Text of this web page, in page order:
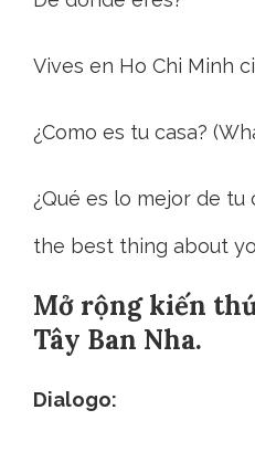
Vives en Ho Chi Minh
¿Como es tu casa?
¿Qué es lo mejor de tu
the best thing about
Mở rộng kiến
Tây Ban Nha.
Dialogo: